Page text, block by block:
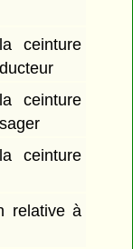
ceinture
ceinture
ceinture
relative à